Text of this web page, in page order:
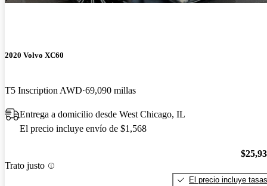
2020 Volvo XC60
T5 Inscription AWD 69,090 millas
Entrega a domicilio desde West Chicago, IL
El precio incluye envío de $1,568
Trato justo
El precio incluye tasas